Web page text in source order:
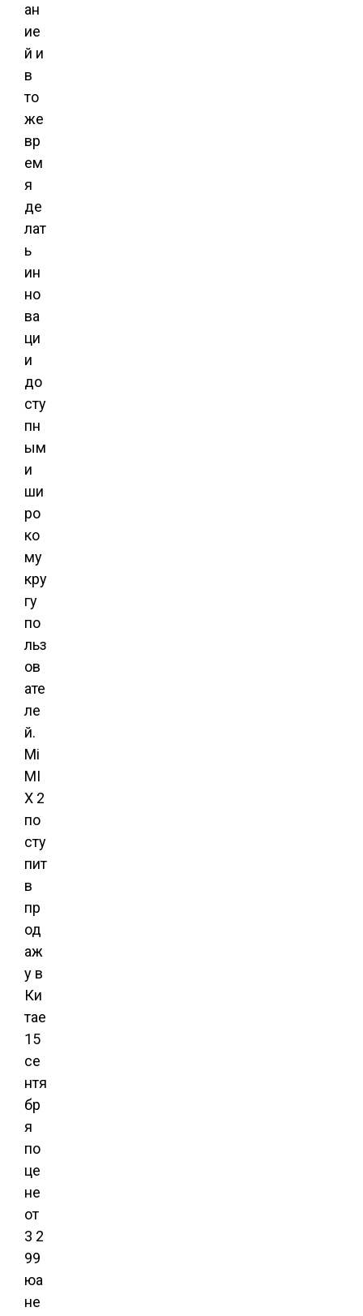
ан
ие
й и
в
то
же
вр
ем
я
де
лат
ь
ин
но
ва
ци
и
до
сту
пн
ым
и
ши
ро
ко
му
кру
гу
по
льз
ов
ате
ле
й.
Mi
MI
X 2
по
сту
пит
в
пр
од
аж
у в
Ки
тае
15
се
нтя
бр
я
по
це
не
от
3 2
99
юа
не